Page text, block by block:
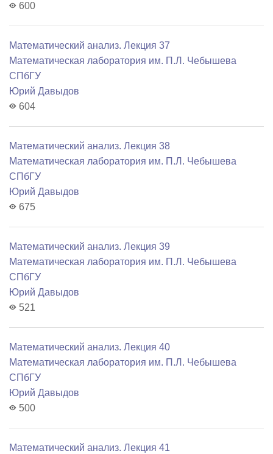
600
Математический анализ. Лекция 37
Математичеcкая лаборатория им. П.Л. Чебышева
СПбГУ
Юрий Давыдов
604
Математический анализ. Лекция 38
Математичеcкая лаборатория им. П.Л. Чебышева
СПбГУ
Юрий Давыдов
675
Математический анализ. Лекция 39
Математичеcкая лаборатория им. П.Л. Чебышева
СПбГУ
Юрий Давыдов
521
Математический анализ. Лекция 40
Математичеcкая лаборатория им. П.Л. Чебышева
СПбГУ
Юрий Давыдов
500
Математический анализ. Лекция 41